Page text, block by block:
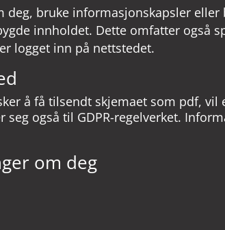
bruke informasjonskapsler
innholdet. Dette omfatter også
logget inn på nettstedet.
å få tilsendt skjemaet som pdf,
også til GDPR-regelverket.
om deg